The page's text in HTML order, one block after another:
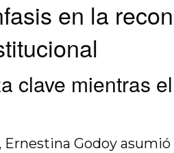
en la
clave mientras
Ernestina Godoy